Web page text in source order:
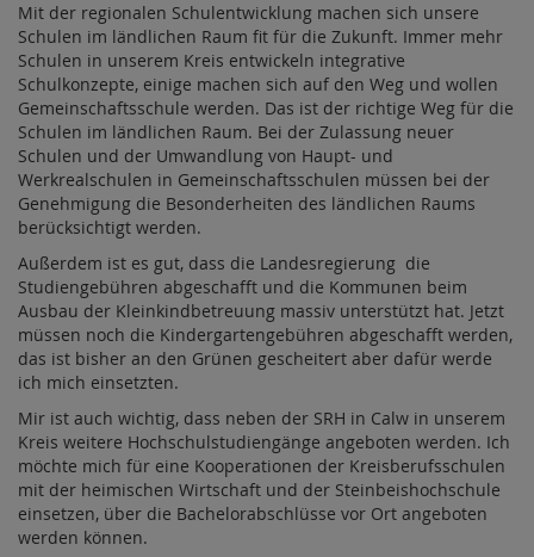
Mit der regionalen Schulentwicklung machen sich unsere
Schulen im ländlichen Raum fit für die Zukunft. Immer mehr
Schulen in unserem Kreis entwickeln integrative
Schulkonzepte, einige machen sich auf den Weg und wollen
Gemeinschaftsschule werden. Das ist der richtige Weg für die
Schulen im ländlichen Raum. Bei der Zulassung neuer
Schulen und der Umwandlung von Haupt- und
Werkrealschulen in Gemeinschaftsschulen müssen bei der
Genehmigung die Besonderheiten des ländlichen Raums
berücksichtigt werden.
Außerdem ist es gut, dass die Landesregierung die
Studiengebühren abgeschafft und die Kommunen beim
Ausbau der Kleinkindbetreuung massiv unterstützt hat. Jetzt
müssen noch die Kindergartengebühren abgeschafft werden,
das ist bisher an den Grünen gescheitert aber dafür werde
ich mich einsetzten.
Mir ist auch wichtig, dass neben der SRH in Calw in unserem
Kreis weitere Hochschulstudiengänge angeboten werden. Ich
möchte mich für eine Kooperationen der Kreisberufsschulen
mit der heimischen Wirtschaft und der Steinbeishochschule
einsetzen, über die Bachelorabschlüsse vor Ort angeboten
werden können.